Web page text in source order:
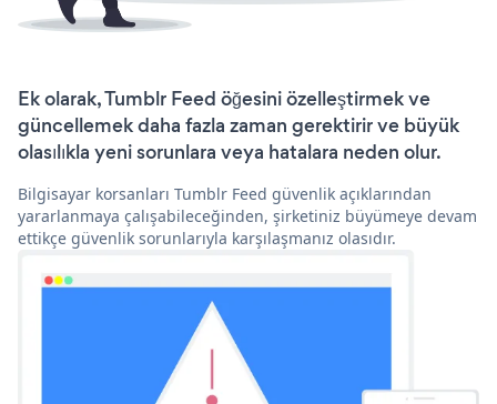
Ek olarak, Tumblr Feed öğesini özelleştirmek ve
güncellemek daha fazla zaman gerektirir ve büyük
olasılıkla yeni sorunlara veya hatalara neden olur.
Bilgisayar korsanları Tumblr Feed güvenlik açıklarından
yararlanmaya çalışabileceğinden, şirketiniz büyümeye devam
ettikçe güvenlik sorunlarıyla karşılaşmanız olasıdır.